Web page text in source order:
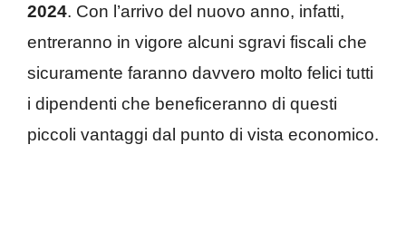
2024. Con l’arrivo del nuovo anno, infatti,
entreranno in vigore alcuni sgravi fiscali che
sicuramente faranno davvero molto felici tutti
i dipendenti che beneficeranno di questi
piccoli vantaggi dal punto di vista economico.